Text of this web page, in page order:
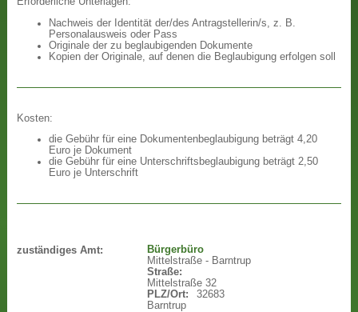
Nachweis der Identität der/des Antragstellerin/s, z. B.
Personalausweis oder Pass
Originale der zu beglaubigenden Dokumente
Kopien der Originale, auf denen die Beglaubigung erfolgen soll
Kosten:
die Gebühr für eine Dokumentenbeglaubigung beträgt 4,20
Euro je Dokument
die Gebühr für eine Unterschriftsbeglaubigung beträgt 2,50
Euro je Unterschrift
zuständiges Amt:
Bürgerbüro
Mittelstraße - Barntrup
Straße:
Mittelstraße 32
PLZ/Ort:
32683
Barntrup